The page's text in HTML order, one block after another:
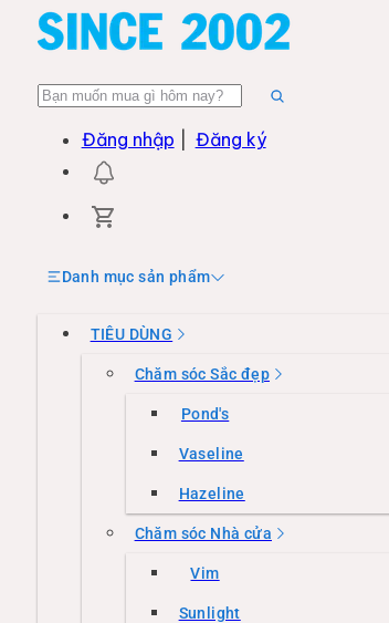
Đăng nhập Đăng ký
Danh mục sản phẩm
TIÊU DÙNG
Chăm sóc Sắc đẹp
Pond's
Vaseline
Hazeline
Chăm sóc Nhà cửa
Vim
Sunlight